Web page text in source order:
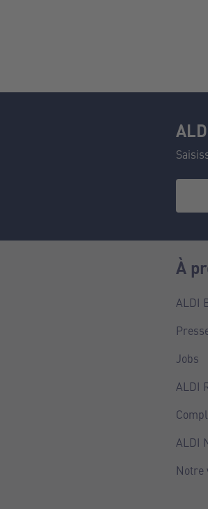
À
ALDI
Jobs
ALDI
ALDI
Notre